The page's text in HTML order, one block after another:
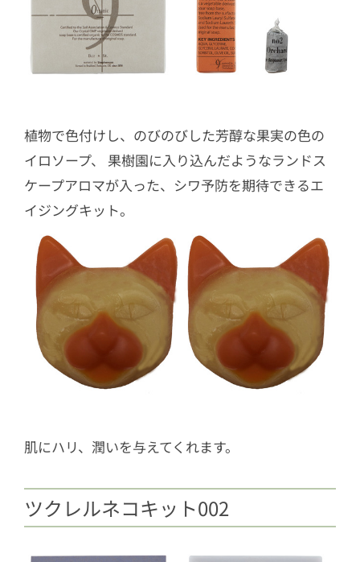
植物で色付けし、のびのびした芳醇な果実の色の
イロソープ、 果樹園に入り込んだようなランドス
ケープアロマが入った、シワ予防を期待できるエ
イジングキット。
肌にハリ、潤いを与えてくれます。
ツクレルネコキット002